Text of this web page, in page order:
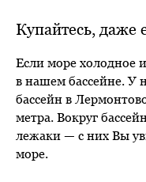
Купайтесь, даже
Если море холодное
в нашем бассейне. У
бассейн в
метра. Вокруг
лежаки — с них Вы
море.